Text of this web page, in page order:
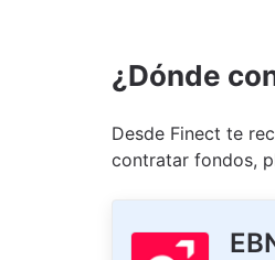
¿Dónde
Desde Finect te
contratar fondos,